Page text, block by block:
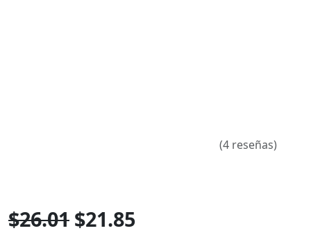
(4 reseñas)
$26.01 $21.85